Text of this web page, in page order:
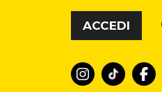
Vai al contenuto
ACCEDI